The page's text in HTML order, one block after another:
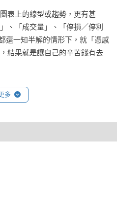
上的線型或趨勢，更有甚
、「成交量」、「停損／停利
還一知半解的情形下，就「憑感
結果就是讓自己的辛苦錢有去
知道該從何學起！」
痛點，如果你曾被以下問題
看起
哪種圖表型態
分辨買賣訊號
多